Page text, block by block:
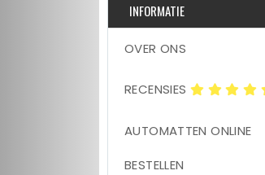
INFORMATIE
OVER ONS
RECENSIES
AUTOMATTEN ONLINE
BESTELLEN